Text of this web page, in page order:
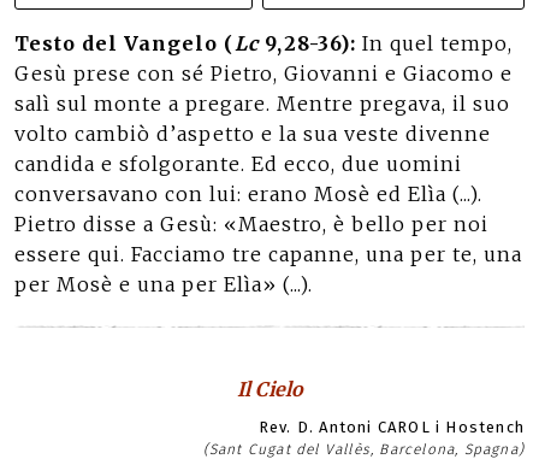
Testo del Vangelo (Lc9,28-36): In quel tempo,
Gesù prese con sé Pietro, Giovanni e Giacomo e
salì sul monte a pregare. Mentre pregava, il suo
volto cambiò d’aspetto e la sua veste divenne
candida e sfolgorante. Ed ecco, due uomini
conversavano con lui: erano Mosè ed Elìa (...).
Pietro disse a Gesù: «Maestro, è bello per noi
essere qui. Facciamo tre capanne, una per te, una
per Mosè e una per Elìa» (...).
Il Cielo
Rev. D. Antoni CAROL i Hostench
(Sant Cugat del Vallès, Barcelona, Spagna)